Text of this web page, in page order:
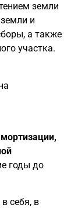
земли
и
а также
участка.
годы до
себя, в